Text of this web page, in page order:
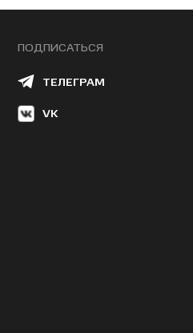
ПОДПИСАТЬСЯ
ТЕЛЕГРАМ
VK